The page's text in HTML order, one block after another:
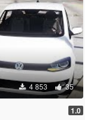
4 853 35
1.0